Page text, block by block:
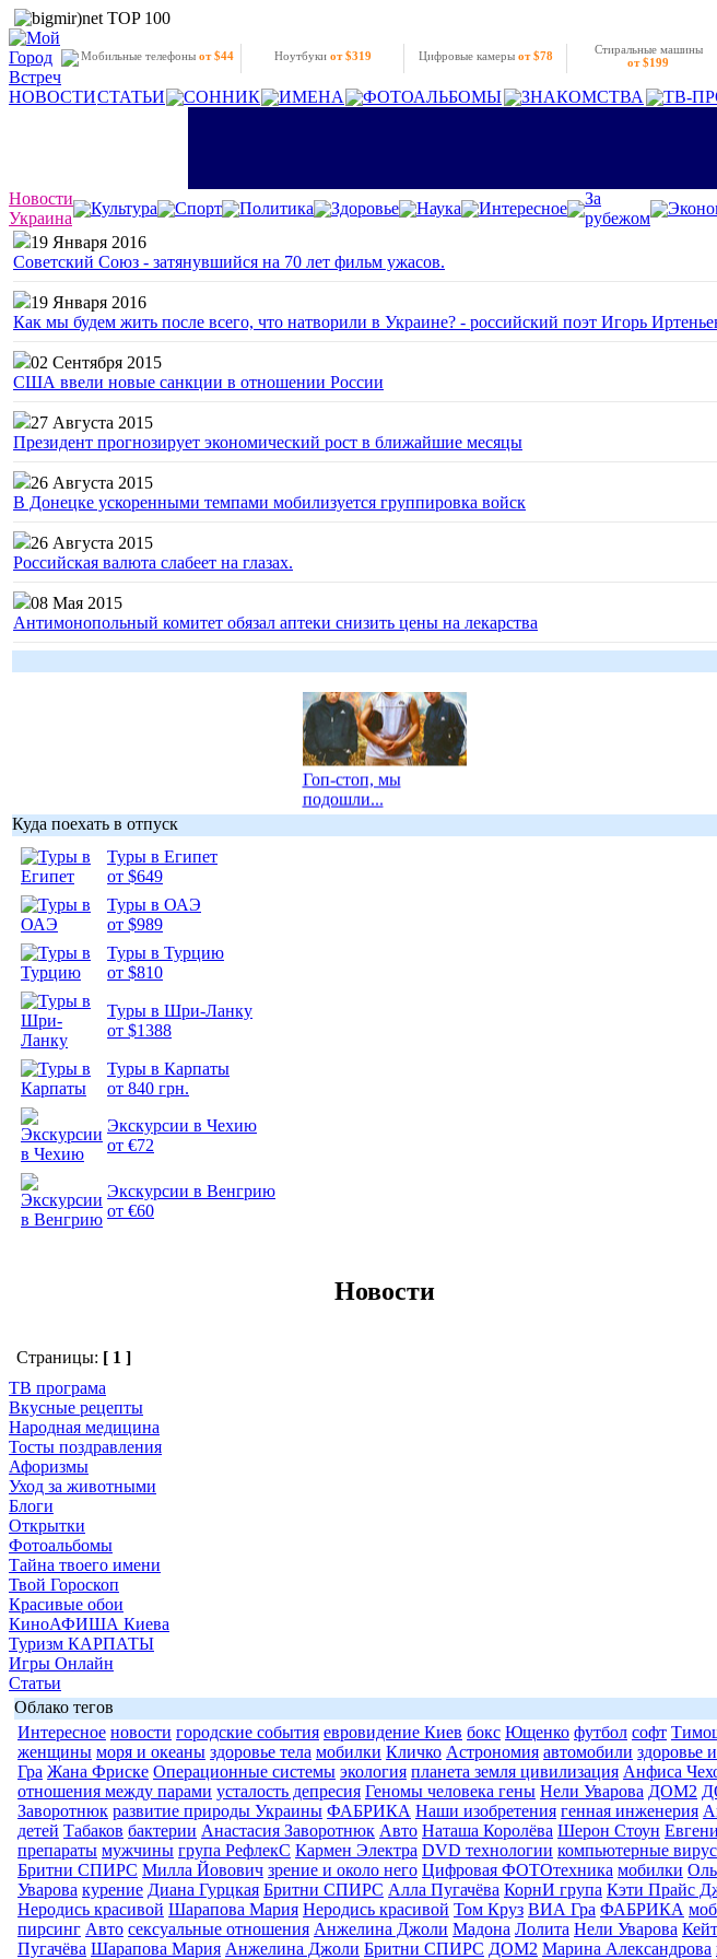
Мобильные телефоны от $44 Ноутбуки от $319 Цифровые камеры от $78
Стиральные машины
от $199
НОВОСТИСТАТЬИ СОННИК ИМЕНА ФОТОАЛЬБОМЫ ЗНАКОМСТВА ТВ-
Новости
Украина
Культура Спорт Политика Здоровье Наука Интересное
За
рубежом
19 Января 2016
Советский Союз - затянувшийся на 70 лет фильм ужасов.
19 Января 2016
Как мы будем жить после всего, что натворили в Украине? - российский поэт Игорь
02 Сентября 2015
США ввели новые санкции в отношении России
27 Августа 2015
Президент прогнозирует экономический рост в ближайшие месяцы
26 Августа 2015
В Донецке ускоренными темпами мобилизуется группировка войск
26 Августа 2015
Российская валюта слабеет на глазах.
08 Мая 2015
Антимонопольный комитет обязал аптеки снизить цены на лекарства
Гоп-стоп, мы
подошли...
Куда поехать в отпуск
Туры в Египет
от $649
Туры в ОАЭ
от $989
Туры в Турцию
от $810
Туры в Шри-Ланку
от $1388
Туры в Карпаты
от 840 грн.
Экскурсии в Чехию
от €72
Экскурсии в Венгрию
от €60
Новости
Страницы: [ 1 ]
ТВ програма
Вкусные рецепты
Народная медицина
Тосты поздравления
Афоризмы
Уход за животными
Блоги
Открытки
Фотоальбомы
Тайна твоего имени
Твой Гороскоп
Красивые обои
КиноАФИША Киева
Туризм КАРПАТЫ
Игры Онлайн
Статьи
Облако тегов
Интересное новости городские события евровидение Киев бокс Ющенко футбол софт
женщины моря и океаны здоровье тела мобилки Кличко Астрономия автомобили здоровье
Гра Жана Фриске Операционные системы экология планета земля цивилизация Анфиса
отношения между парами усталость депресия Геномы человека гены Нели Уварова ДОМ2
Заворотнюк развитие природы Украины ФАБРИКА Наши изобретения генная инженерия
детей Табаков бактерии Анастасия Заворотнюк Авто Наташа Королёва Шерон Стоун
препараты мужчины група РефлекС Кармен Электра DVD технологии компьютерные
Бритни СПИРС Милла Йовович зрение и около него Цифровая ФОТОтехника мобилки
Уварова курение Диана Гурцкая Бритни СПИРС Алла Пугачёва КорнИ група Кэти Прайс
Неродись красивой Шарапова Мария Неродись красивой Том Круз ВИА Гра ФАБРИКА
пирсинг Авто сексуальные отношения Анжелина Джоли Мадона Лолита Нели Уварова
Пугачёва Шарапова Мария Анжелина Джоли Бритни СПИРС ДОМ2 Марина Александрова